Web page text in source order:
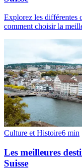
Explorez les différentes
comment choisir la
Culture et Histoire6 min
Les meilleures
Suisse